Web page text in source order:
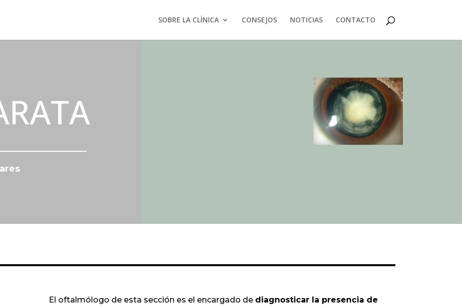
SOBRE LA CLÍNICA CONSEJOS NOTICIAS CONTACTO
El oftalmólogo de esta sección es el encargado de diagnosticar la presencia de